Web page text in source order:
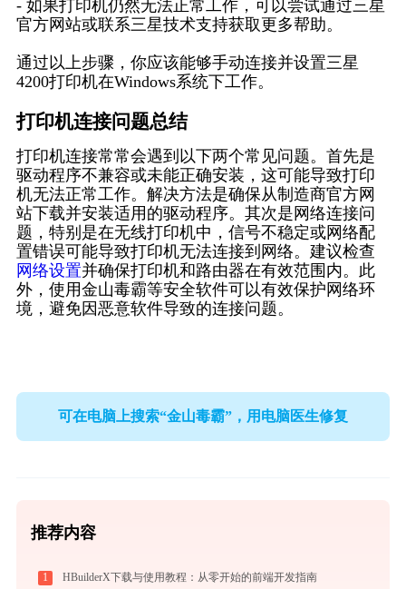
- 如果打印机仍然无法正常工作，可以尝试通过三星
官方网站或联系三星技术支持获取更多帮助。
通过以上步骤，你应该能够手动连接并设置三星
4200打印机在Windows系统下工作。
打印机连接问题总结
打印机连接常常会遇到以下两个常见问题。首先是
驱动程序不兼容或未能正确安装，这可能导致打印
机无法正常工作。解决方法是确保从制造商官方网
站下载并安装适用的驱动程序。其次是网络连接问
题，特别是在无线打印机中，信号不稳定或网络配
置错误可能导致打印机无法连接到网络。建议检查
网络设置并确保打印机和路由器在有效范围内。此
外，使用金山毒霸等安全软件可以有效保护网络环
境，避免因恶意软件导致的连接问题。
可在电脑上搜索“金山毒霸”，用电脑医生修复
推荐内容
1 HBuilderX下载与使用教程：从零开始的前端开发指南